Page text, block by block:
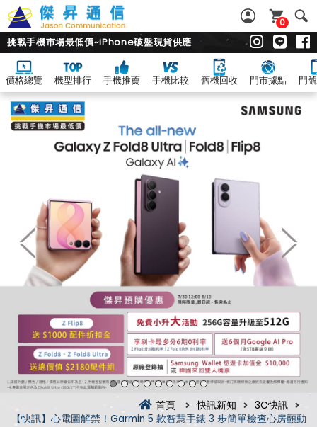
0
挑戰手機市場最低價~iPhone破盤現貨供應
價格總覽 機型排行 手機推薦 手機比較 舊機回收 門市據點 門
首頁 快訊新知
3C快訊
【快訊】心電圖解禁！Garmin 5 款智慧手錶 3 步簡單檢查心房顫動